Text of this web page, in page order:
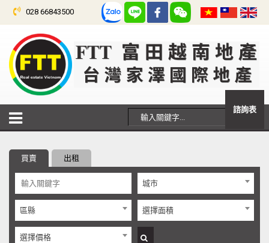
028 66843500
買賣 出租
城市
區縣 選擇面積
選擇價格
諮詢表